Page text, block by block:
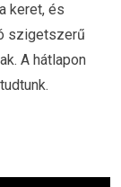
keret, és
szigetszerű
A hátlapon